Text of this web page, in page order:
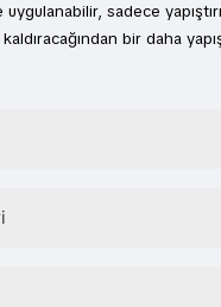
uygulanabilir, sadece
bir daha